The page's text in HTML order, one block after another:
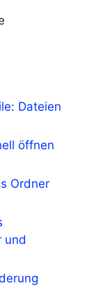
Dateien
öffnen
Ordner
und